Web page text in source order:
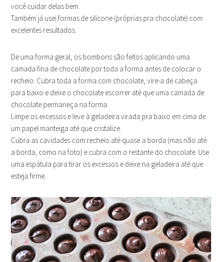
você cuidar delas bem.
Também já usei formas de silicone (próprias pra chocolate) com
excelentes resultados.
De uma forma geral, os bombons são feitos aplicando uma
camada fina de chocolate por toda a forma antes de colocar o
recheio. Cubra toda a forma com chocolate, vire-a de cabeça
para baixo e deixe o chocolate escorrer até que uma camada de
chocolate permaneça na forma.
Limpe os excessos e leve à geladeira virada pra baixo em cima de
um papel manteiga até que cristalize.
Cubra as cavidades com recheio até quase a borda (mas não até
a borda, como na foto) e cubra com o restante do chocolate. Use
uma espátula para tirar os excessos e deixe na geladeira até que
esteja firme.